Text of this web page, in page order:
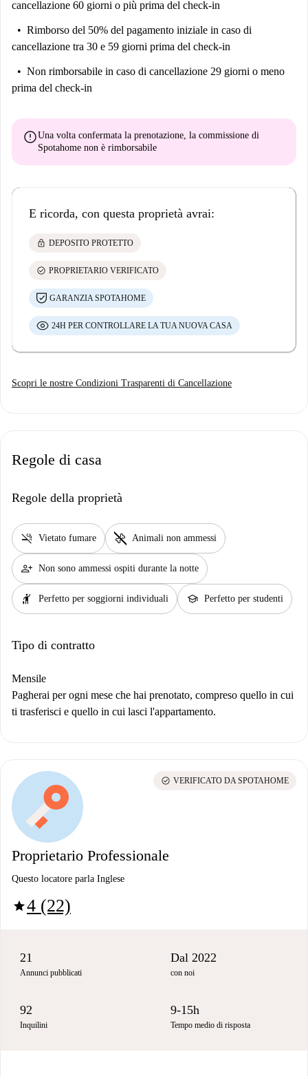
cancellazione 60 giorni o più prima del check-in
Rimborso del 50% del pagamento iniziale in caso di
cancellazione tra 30 e 59 giorni prima del check-in
Non rimborsabile in caso di cancellazione 29 giorni o meno
prima del check-in
errorUna volta confermata la prenotazione, la commissione di
Spotahome non è rimborsabile
E ricorda, con questa proprietà avrai:
lock DEPOSITO PROTETTO
check_circle PROPRIETARIO VERIFICATO
GARANZIA SPOTAHOME
24H PER CONTROLLARE LA TUA NUOVA CASA
Scopri le nostre Condizioni Trasparenti di Cancellazione
Regole di casa
Regole della proprietà
smoke_free Vietato fumare pet_supplies Animali non ammessi
person_add Non sono ammessi ospiti durante la notte
hail Perfetto per soggiorni individuali school Perfetto per studenti
Tipo di contratto
Mensile
Pagherai per ogni mese che hai prenotato, compreso quello in cui
ti trasferisci e quello in cui lasci l'appartamento.
Proprietario Professionale
Questo locatore parla Inglese
star4 (22)
check_circle VERIFICATO DA SPOTAHOME
21
Annunci pubblicati
Dal 2022
con noi
92
Inquilini
9-15h
Tempo medio di risposta